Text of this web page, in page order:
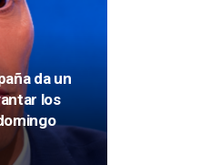
da un
los